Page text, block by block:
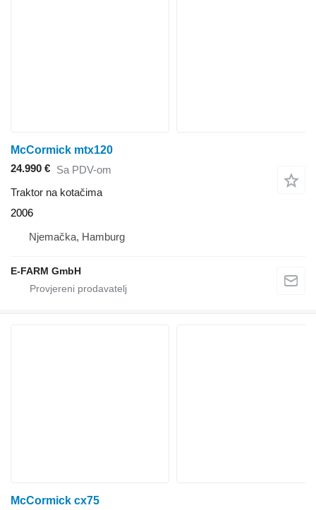
McCormick mtx120
24.990 € Sa PDV-om
Traktor na kotačima
2006
Njemačka, Hamburg
E-FARM GmbH
McCormick cx75